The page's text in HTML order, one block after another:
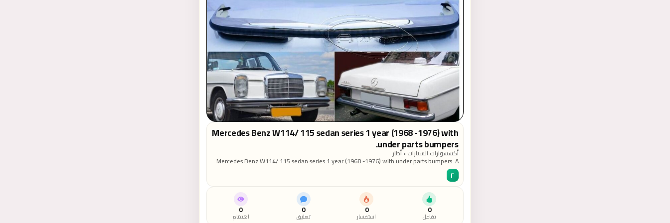
Mercedes Benz W114/ 115 sedan series 1 year (1968 -1976) with
under parts bumpers.
أكسسوارات السيارات • أطار
Mercedes Benz W114/ 115 sedan series 1 year (1968 -1976) with under parts bumpers. A
set bumper of a front bumper in 4 parts, a cover. A rear bumper in 2 parts, a cover, rubber
trims for front and rear bumper. Bolts and screws. The product has shape and size like the
original samples. So, They perfect fit on the car. Products are made of 304 stainless steel
imported from Japan and India, especially with a chrome content higher than 30%, so they
never rust, do not corrode or peel over time. Polished product – with a perfect shine (like
chrome). This is the perfect replacement. Please visit the link:
classiccarpartsvn.com/product/mercedes-w114-w115-sedan-s1-bumper-full-set/ If you
٢
0
تفاعل
0
استفسار
0
تعليق
0
اهتمام